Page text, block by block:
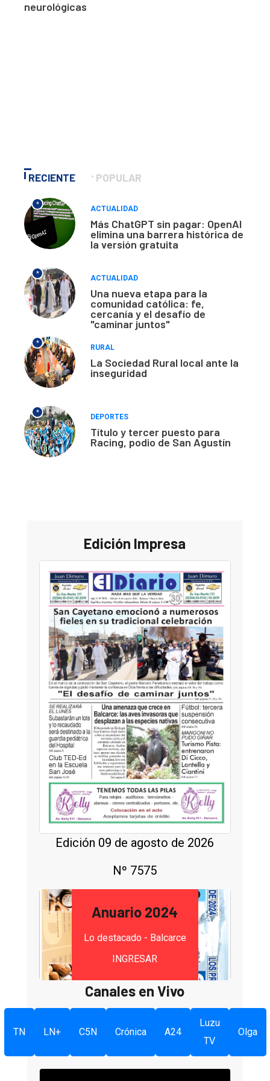
neurológicas
RECIENTE POPULAR
*
ACTUALIDAD
Más ChatGPT sin pagar: OpenAI
elimina una barrera histórica de
la versión gratuita
*
ACTUALIDAD
Una nueva etapa para la
comunidad católica: fe,
cercanía y el desafío de
"caminar juntos"
*
RURAL
La Sociedad Rural local ante la
inseguridad
*
DEPORTES
Título y tercer puesto para
Racing, podio de San Agustín
Edición Impresa
Edición 09 de agosto de 2026
Nº 7575
Anuario 2024
Lo destacado - Balcarce
INGRESAR
Canales en Vivo
TN LN+ C5N Crónica A24
Luzu
TV
Olga